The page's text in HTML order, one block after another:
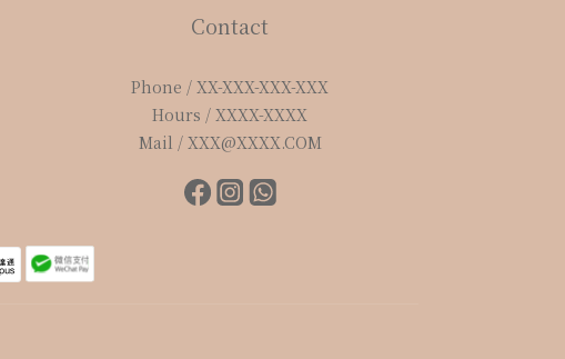
Contact
Phone / XX-XXX-XXX-XXX
Hours / XXXX-XXXX
Mail / XXX@XXXX.COM